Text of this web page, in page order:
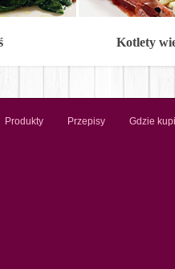
Kotlety
Produkty Przepisy Gdzie